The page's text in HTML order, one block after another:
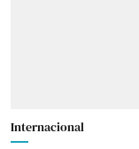
Internacional